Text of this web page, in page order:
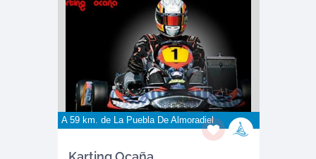
A 59 km. de La Puebla De Almoradiel